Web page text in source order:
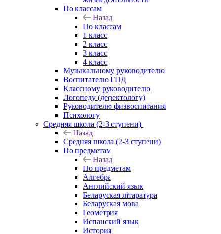
По классам
Назад
По классам
1 класс
2 класс
3 класс
4 класс
Музыкальному руководителю
Воспитателю ГПД
Классному руководителю
Логопеду (дефектологу)
Руководителю физвоспитания
Психологу
Средняя школа (2-3 ступени)
Назад
Средняя школа (2-3 ступени)
По предметам
Назад
По предметам
Алгебра
Английский язык
Беларуская літаратура
Беларуская мова
Геометрия
Испанский язык
История